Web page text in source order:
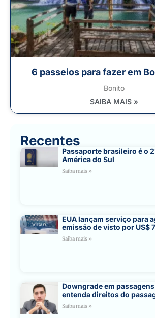
6 passeios para fazer em
Bonito
SAIBA MAIS »
Recentes
Passaporte brasileiro é o
América do Sul
Saiba mais »
EUA lançam serviço para
emissão de visto por US$
Saiba mais »
Downgrade em
entenda direitos do
Saiba mais »